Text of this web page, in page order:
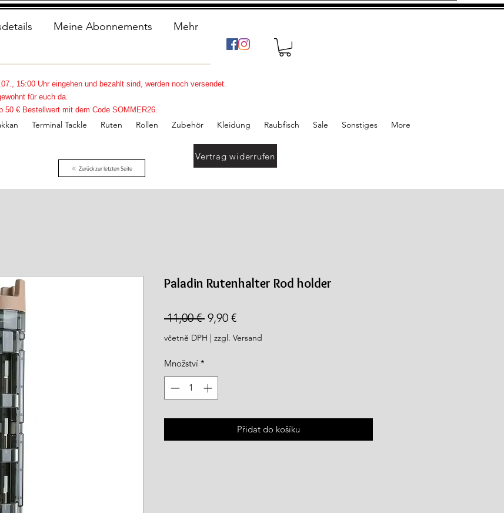
Meine Abonnements Mehr
Terminal Tackle Ruten Rollen Zubehör Kleidung Raubfisch Sale Sonstiges More
15:00 Uhr eingehen und bezahlt sind, werden noch versendet.
für euch da.
50 € Bestellwert mit dem Code SOMMER26.
Vertrag widerrufen
Zurück zur letzten Seite
Paladin Rutenhalter Rod holder
11,00 € Běžná
cena
9,90 €Zvýhodněná
cena
včetně DPH | zzgl. Versand
Množství *
Přidat do košíku